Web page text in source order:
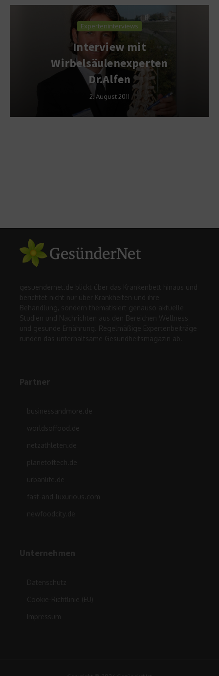
Experteninterviews
Interview mit
Wirbelsäulenexperten
Dr.Alfen
2. August 2011
gesuendernet.de blickt über das Krankenbett hinaus und
berichtet nicht nur über Krankheiten und ihre
Behandlung, sondern thematisiert genauso aktuelle
Studien und Nachrichten aus den Bereichen Wellness
und gesunde Ernährung. Regelmäßige Expertenbeiträge
runden das unterhaltsame Gesundheitsmagazin ab.
Partner
businessandmore.de
worldsoffood.de
netzathleten.de
planetoftech.de
urbanlife.de
fast-and-luxurious.com
newfoodcity.de
Unternehmen
Datenschutz
Cookie-Richtlinie (EU)
Impressum